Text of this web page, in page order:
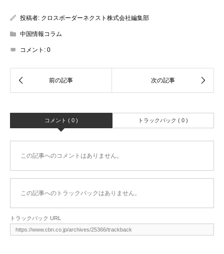
投稿者: クロスボーダーネクスト株式会社編集部
中国情報コラム
コメント: 0
コメント ( 0 ) トラックバック ( 0 )
この記事へのコメントはありません。
この記事へのトラックバックはありません。
トラックバック URL